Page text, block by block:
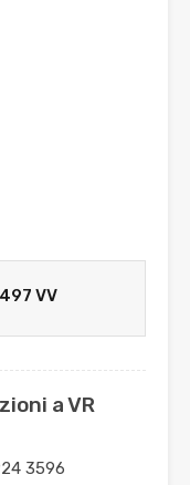
VV
a VR
3596